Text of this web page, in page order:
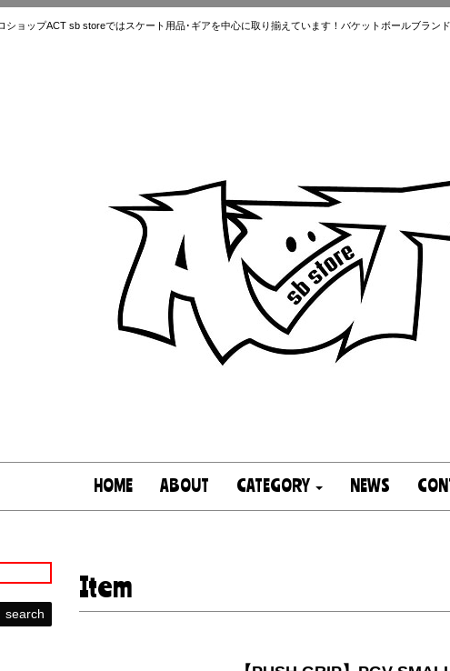
ACT sb storeではスケート用品･ギアを中心に取り揃えています！バケットボールブランド
HOME ABOUT CATEGORY NEWS
Item
search